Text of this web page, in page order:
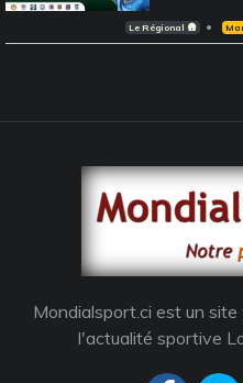
Le Régional 🛖
Mondialsport.ci est un
l'actualité sportive